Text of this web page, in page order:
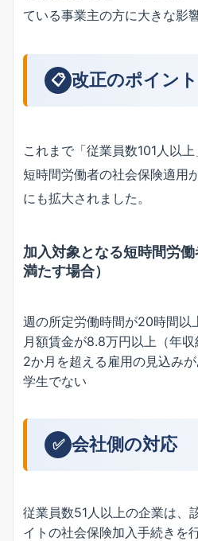
ている事業主の方に大きな影
📋 改正のポイント
これまで「従業員数101人以
短時間労働者の社会保険適用が
にも拡大されました。
加入対象となる短時間労
満たす場合）
週の所定労働時間が20時間以
月額賃金が8.8万円以上（年収
2か月を超える雇用の見込み
学生でない
✅ 会社側の対応
従業員数51人以上の企業は、
イトの社会保険加入手続きを